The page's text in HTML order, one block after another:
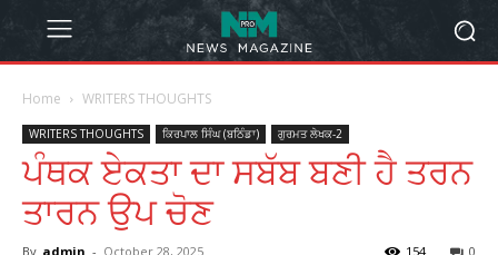
Home WRITERS THOUGHTS
WRITERS THOUGHTS ਕਿਰਪਾਲ ਸਿੰਘ (ਬਠਿੰਡਾ) ਗੁਰਮਤ ਲੇਖਕ-2
ਪੰਥਕ ਏਕਤਾ ਦਾ ਸਬੱਬ ਬਣੀ ਹੈ ਤਰਨ
ਤਾਰਨ ਉਪ ਚੋਣ
By admin - October 28, 2025 0
154